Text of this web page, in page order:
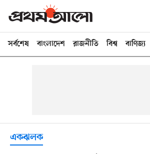
সর্বশেষ বাংলাদেশ রাজনীতি বিশ্ব বাণিজ্য
একঝলক